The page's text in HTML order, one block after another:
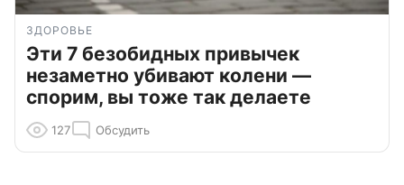
ЗДОРОВЬЕ
Эти 7 безобидных привычек
незаметно убивают колени —
спорим, вы тоже так делаете
127 Обсудить